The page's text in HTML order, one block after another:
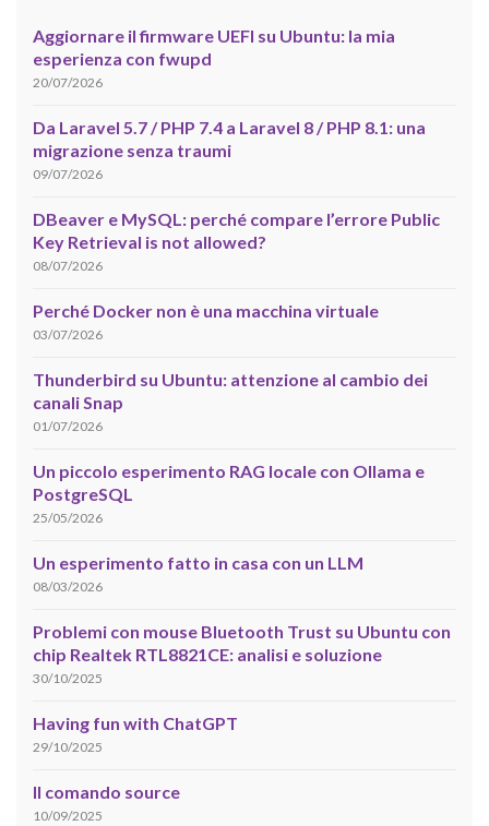
Aggiornare il firmware UEFI su Ubuntu: la mia
esperienza con fwupd
20/07/2026
Da Laravel 5.7 / PHP 7.4 a Laravel 8 / PHP 8.1: una
migrazione senza traumi
09/07/2026
DBeaver e MySQL: perché compare l’errore Public
Key Retrieval is not allowed?
08/07/2026
Perché Docker non è una macchina virtuale
03/07/2026
Thunderbird su Ubuntu: attenzione al cambio dei
canali Snap
01/07/2026
Un piccolo esperimento RAG locale con Ollama e
PostgreSQL
25/05/2026
Un esperimento fatto in casa con un LLM
08/03/2026
Problemi con mouse Bluetooth Trust su Ubuntu con
chip Realtek RTL8821CE: analisi e soluzione
30/10/2025
Having fun with ChatGPT
29/10/2025
Il comando source
10/09/2025